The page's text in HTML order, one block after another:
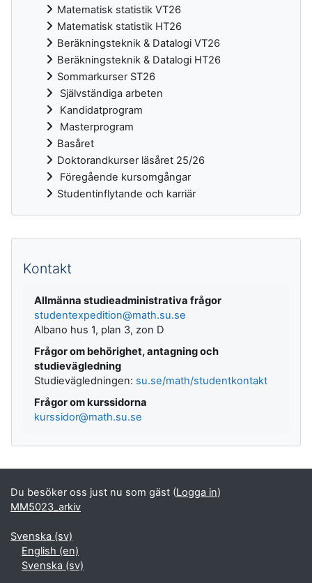
Matematisk statistik VT26
Matematisk statistik HT26
Beräkningsteknik & Datalogi VT26
Beräkningsteknik & Datalogi HT26
Sommarkurser ST26
Självständiga arbeten
Kandidatprogram
Masterprogram
Basåret
Doktorandkurser läsåret 25/26
Föregående kursomgångar
Studentinflytande och karriär
Kompletterande block
Kontakt
Allmänna studieadministrativa frågor
studentexpedition@math.su.se
Albano hus 1, plan 3, zon D
Frågor om behörighet, antagning och
studievägledning
Studievägledningen: su.se/math/studentkontakt
Frågor om kurssidorna
kurssidor@math.su.se
Du besöker oss just nu som gäst (Logga in)
MM5023_arkiv
Svenska ‎(sv)‎
English ‎(en)‎
Svenska ‎(sv)‎